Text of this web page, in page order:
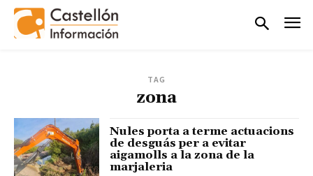
TAG
zona
Nules porta a terme actuacions
de desguás per a evitar
aigamolls a la zona de la
marjaleria